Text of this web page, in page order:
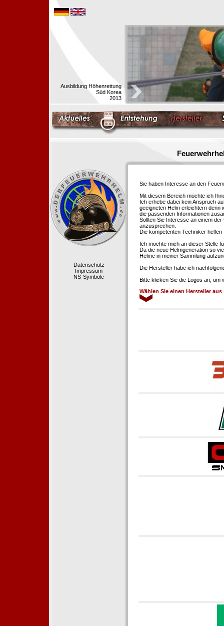
Ausbildung Höhenrettung
Süd Korea
2013
Datenschutz
Impressum
NS-Symbole
Sie haben Interesse an den
Mit diesem Bereich möchte ich
Ich erhebe dabei kein Anspruch
geeigneten Helm erleichtern
die passenden Informationen
Sollten Sie Interesse an einem
anzusprechen.
Die kompetenten Techniker
Ich möchte mich an dieser Stelle
Da die neue Helmgeneration so
Helme in meiner Sammlung
Die Hersteller habe ich
Bitte klicken Sie die Logos an, um
Wählen Sie einen Hersteller aus